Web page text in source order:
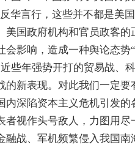
华言行，这些并不都是美
国政府机构和官员政客的
影响，造成一种舆论态势
些年强势开打的贸易战、
新表现。对此我们一定要
深陷资本主义危机引发的
者视作头号敌人，力图用尽
战、军机频繁侵入我国南